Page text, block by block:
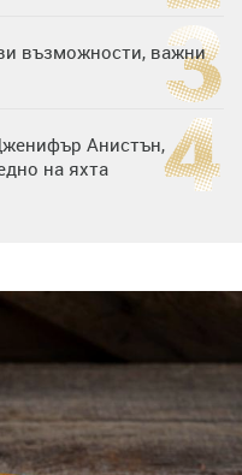
възможности, важни
Анистън,
на яхта